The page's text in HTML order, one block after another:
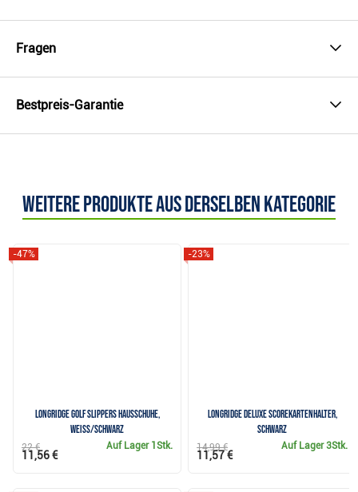
Fragen
Bestpreis-Garantie
Weitere Produkte aus derselben Kategorie
Longridge Golf Slippers Hausschuhe,
weiss/schwarz
-47%
Auf Lager 1Stk.
22 €
11,56 €
Longridge Deluxe Scorekartenhalter,
schwarz
-23%
Auf Lager3Stk.
14,99 €
11,57 €